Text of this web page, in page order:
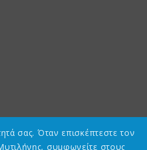
σας. Όταν επισκέπτεστε τον
συμφωνείτε στους